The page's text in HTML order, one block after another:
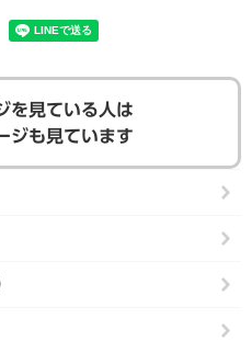
を見ている人は
ジも見ています